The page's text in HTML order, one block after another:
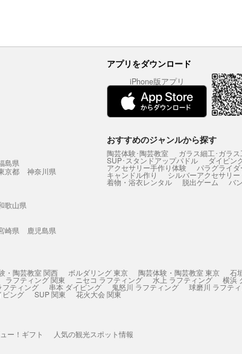
アプリをダウンロード
iPhone版アプリ
島県
京都
神奈川県
歌山県
崎県
鹿児島県
おすすめのジャンルから探す
陶芸体験･陶芸教室 ガラス細工･ガラ
SUP･スタンドアップパドル ダイビン
アクセサリー手作り体験 パラグライダ
キャンドル作り シルバーアクセサリ
着物・浴衣レンタル 脱出ゲーム バ
・陶芸教室 関西 ボルダリング 東京 陶芸体験・陶芸教室 東京 石
ラフティング 関東 ニセコ ラフティング 水上 ラフティング 横浜
フティング 串本 ダイビング 鬼怒川 ラフティング 球磨川 ラフテ
ビング SUP 関東 花火大会 関東
ー！ギフト 人気の観光スポット情報